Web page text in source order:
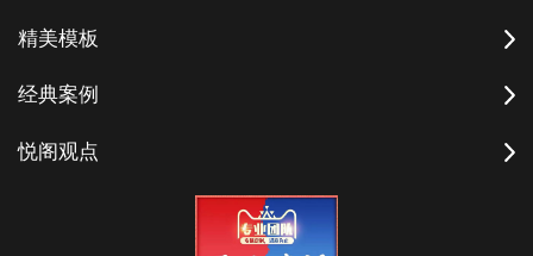
精美模板
经典案例
悦阁观点